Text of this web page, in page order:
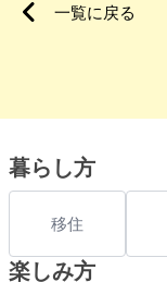
一覧に戻る
暮らし方
移住
楽しみ方